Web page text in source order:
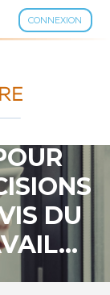
CONNEXION
DU